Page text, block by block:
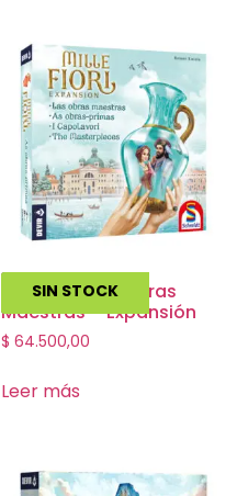
SIN STOCK
Mille Fiori: Las obras
Maestras – Expansión
$ 64.500,00
Leer más